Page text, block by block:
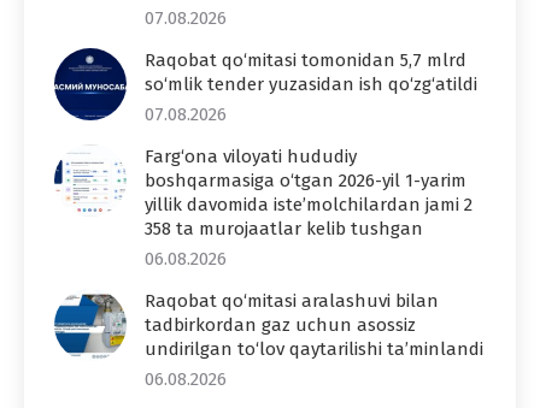
07.08.2026
Raqobat qo‘mitasi tomonidan 5,7 mlrd
so‘mlik tender yuzasidan ish qo‘zg‘atildi
07.08.2026
Farg‘ona viloyati hududiy
boshqarmasiga o‘tgan 2026-yil 1-yarim
yillik davomida iste’molchilardan jami 2
358 ta murojaatlar kelib tushgan
06.08.2026
Raqobat qo‘mitasi aralashuvi bilan
tadbirkordan gaz uchun asossiz
undirilgan to‘lov qaytarilishi ta’minlandi
06.08.2026